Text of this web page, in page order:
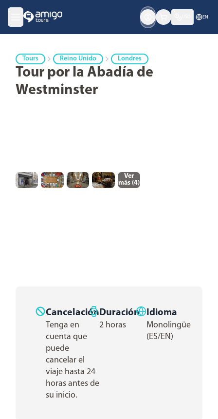
EN
Tours Reino Unido Londres
Tour por la Abadía de
Westminster
Ver
más (4)
Cancelación
Tenga en
cuenta que
puede
cancelar el
viaje hasta 24
horas antes de
su inicio.
Duración
2 horas
Idioma
Monolingüe
(ES/EN)